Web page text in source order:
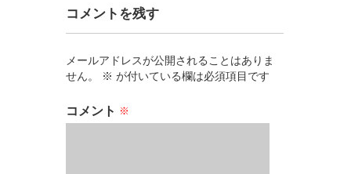
コメントを残す
メールアドレスが公開されることはありま
せん。
※ が付いている欄は必須項目です
コメント ※